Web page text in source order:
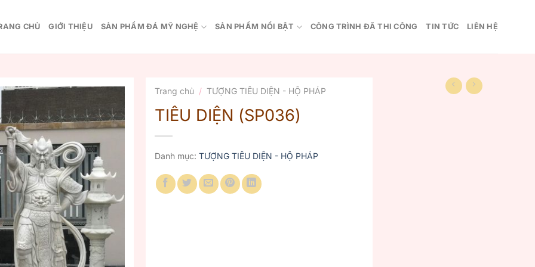
CHỦ GIỚI THIỆU SẢN PHẨM ĐÁ MỸ NGHỆ SẢN PHẨM NỔI BẬT CÔNG TRÌNH ĐÃ THI CÔNG TIN TỨC LIÊN HỆ
Trang chủ / TƯỢNG TIÊU DIỆN - HỘ PHÁP
TIÊU DIỆN (SP036)
Danh mục: TƯỢNG TIÊU DIỆN - HỘ PHÁP